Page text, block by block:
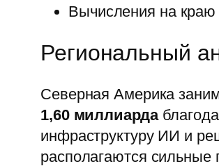
Вычисления на краю
Региональный
Северная Америка
1,60 миллиарда
инфраструктуру ИИ и
располагаются